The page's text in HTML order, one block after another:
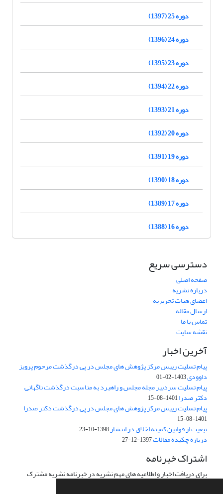
دوره 25 (1397)
دوره 24 (1396)
دوره 23 (1395)
دوره 22 (1394)
دوره 21 (1393)
دوره 20 (1392)
دوره 19 (1391)
دوره 18 (1390)
دوره 17 (1389)
دوره 16 (1388)
دسترسی سریع
صفحه اصلی
درباره نشریه
اعضای هیات تحریریه
ارسال مقاله
تماس با ما
نقشه سایت
آخرین اخبار
پیام تسلیت رییس مرکز پژوهش های مجلس در پی درگذشت مرحوم پرویز
داوودی1403-02-01
پیام تسلیت سردبیر مجله مجلس و راهبرد به مناسبت درگذشت ناگهانی
دکتر صدرا1401-08-15
پیام تسلیت رییس مرکز پژوهش های مجلس در پی درگذشت دکتر صدرا
1401-08-15
تبعیت از قوانین کمیته اخلاق در انتشار1398-10-23
درباره چکیده مقالات1397-12-27
اشتراک خبرنامه
برای دریافت اخبار و اطلاعیه های مهم نشریه در خبرنامه نشریه مشترک